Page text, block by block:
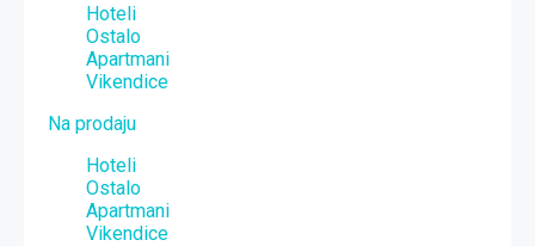
Hoteli
Ostalo
Apartmani
Vikendice
Na prodaju
Hoteli
Ostalo
Apartmani
Vikendice